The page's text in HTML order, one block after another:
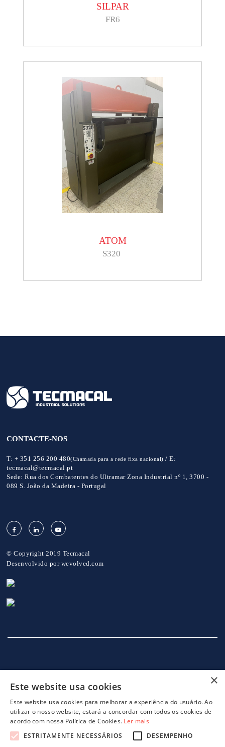
SILPAR
FR6
ATOM
S320
CONTACTE-NOS
T: + 351 256 200 480(Chamada para a rede fixa nacional) /E:
tecmacal@tecmacal.pt
Sede: Rua dos Combatentes do Ultramar Zona Industrial nº 1, 3700 -
089 S. João da Madeira - Portugal
© Copyright 2019 Tecmacal
Desenvolvido por wevolved.com
INÍCIO EMPRESA SERVIÇOS ×
Este website usa cookies
Este website usa cookies para melhorar a experiência do usuário. Ao
utilizar o nosso website, estará a concordar com todos os cookies de
acordo com nossa Política de Cookies. Ler mais
ESTRITAMENTE NECESSÁRIOS
DESEMPENHO